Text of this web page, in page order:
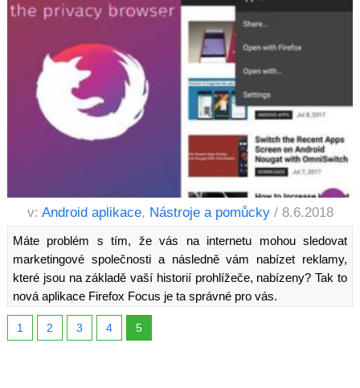
v: Android aplikace, Nástroje a pomůcky / 8.6.2018
Máte problém s tím, že vás na internetu mohou sledovat
marketingové společnosti a následně vám nabízet reklamy,
které jsou na základě vaší historií prohlížeče, nabízeny? Tak to
nová aplikace Firefox Focus je ta správné pro vás.
1 2 3 4 5